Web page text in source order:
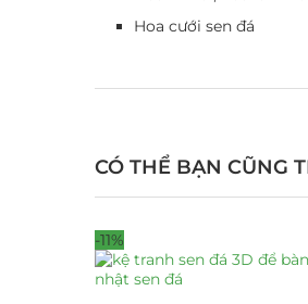
Hoa cưới sen đá
CÓ THỂ BẠN CŨNG
-11%